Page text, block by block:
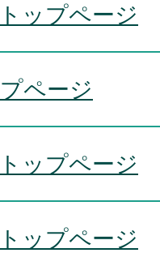
ップページ
ページ
ップページ
ップページ